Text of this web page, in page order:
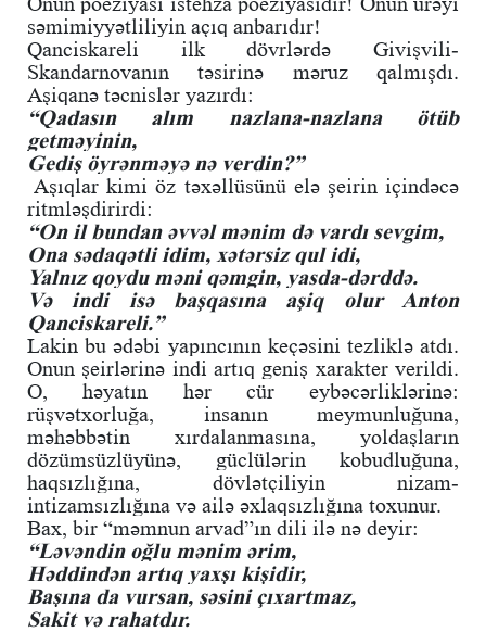
səmimiyyətliliyin açıq anbarıdır!
Qanciskareli ilk dövrlərdə Givişvili-
Skandarnovanın təsirinə məruz qalmışdı.
Aşiqanə təcnislər yazırdı:
“Qadasın alım nazlana-nazlana ötüb
getməyinin,
Gediş öyrənməyə nə verdin?”
Aşıqlar kimi öz təxəllüsünü elə şeirin içindəcə
ritmləşdirirdi:
“On il bundan əvvəl mənim də vardı sevgim,
Ona sədaqətli idim, xətərsiz qul idi,
Yalnız qoydu məni qəmgin, yasda-dərddə.
Və indi isə başqasına aşiq olur Anton
Qanciskareli.”
Lakin bu ədəbi yapıncının keçəsini tezliklə atdı.
Onun şeirlərinə indi artıq geniş xarakter verildi.
O, həyatın hər cür eybəcərliklərinə:
rüşvətxorluğa, insanın meymunluğuna,
məhəbbətin xırdalanmasına, yoldaşların
dözümsüzlüyünə, güclülərin kobudluğuna,
haqsızlığına, dövlətçiliyin nizam-
intizamsızlığına və ailə əxlaqsızlığına toxunur.
Bax, bir “məmnun arvad”ın dili ilə nə deyir:
“Ləvəndin oğlu mənim ərim,
Həddindən artıq yaxşı kişidir,
Başına da vursan, səsini çıxartmaz,
Sakit və rahatdır.